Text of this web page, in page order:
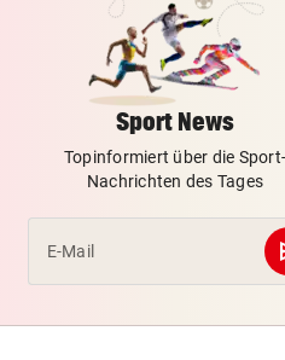
Sport News
Topinformiert über die Sport-
Nachrichten des Tages
E-Mail